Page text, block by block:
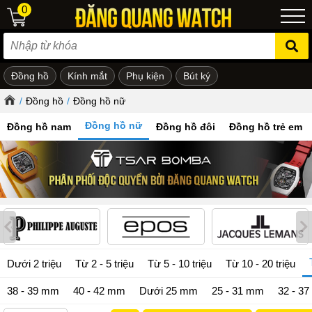
em
0
Đồng hồ Kính mắt Phụ kiện Bút ký
/ Đồng hồ / Đồng hồ nữ
Đồng hồ nam Đồng hồ nữ Đồng hồ đôi Đồng hồ trẻ em
Dưới 2 triệu Từ 2 - 5 triệu Từ 5 - 10 triệu Từ 10 - 20 triệu
38 - 39 mm 40 - 42 mm Dưới 25 mm 25 - 31 mm 32 -